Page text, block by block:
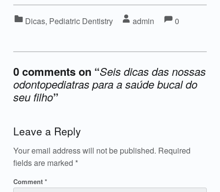
Dicas, Pediatric Dentistry admin
Comments:
0
0 comments on “Seis dicas das nossas
odontopediatras para a saúde bucal do
seu filho”
Leave a Reply
Your email address will not be published. Required
fields are marked *
Comment *